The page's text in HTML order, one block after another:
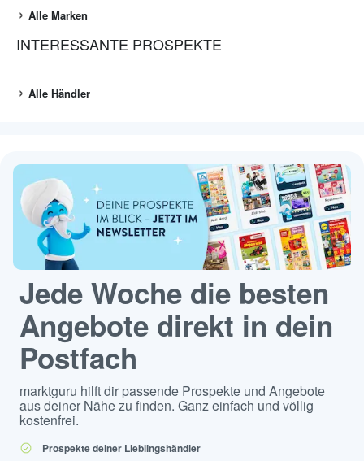
Alle Marken
INTERESSANTE PROSPEKTE
Alle Händler
Jede Woche die besten
Angebote direkt in dein
Postfach
marktguru hilft dir passende Prospekte und Angebote
aus deiner Nähe zu finden. Ganz einfach und völlig
kostenfrei.
Prospekte deiner Lieblingshändler